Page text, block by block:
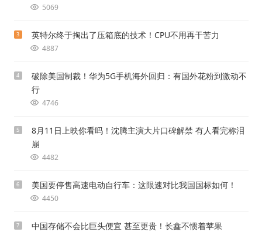
5069
3 英特尔终于掏出了压箱底的技术！CPU不用再干苦力
4887
4
破除美国制裁！华为5G手机海外回归：有国外花粉到激动不
行
4746
5
8月11日上映你看吗！沈腾主演大片口碑解禁 有人看完称泪
崩
4482
6 美国要停售高速电动自行车：这限速对比我国国标如何！
4450
7 中国存储不会比巨头便宜 甚至更贵！长鑫不惯着苹果